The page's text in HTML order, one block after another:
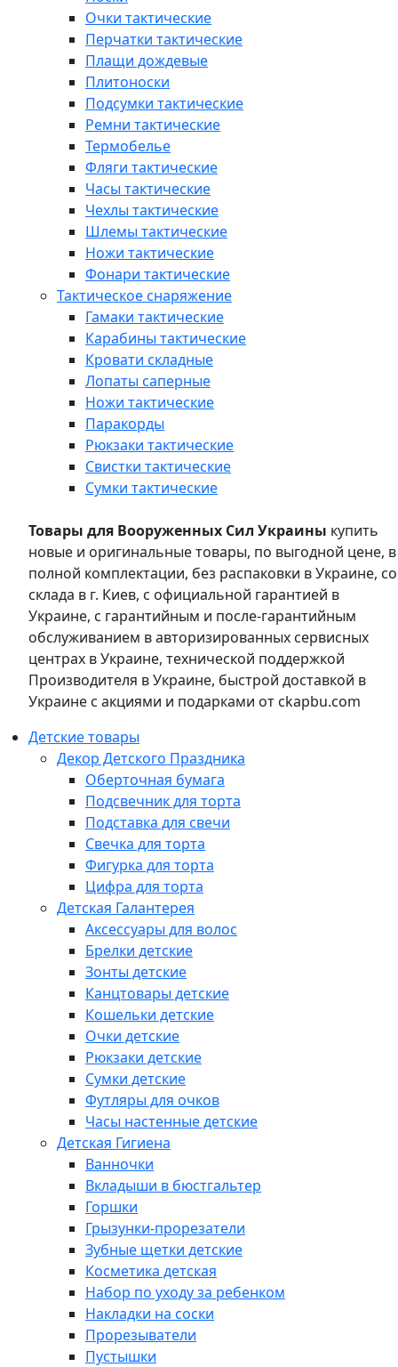
Очки тактические
Перчатки тактические
Плащи дождевые
Плитоноски
Подсумки тактические
Ремни тактические
Термобелье
Фляги тактические
Часы тактические
Чехлы тактические
Шлемы тактические
Ножи тактические
Фонари тактические
Тактическое снаряжение
Гамаки тактические
Карабины тактические
Кровати складные
Лопаты саперные
Ножи тактические
Паракорды
Рюкзаки тактические
Свистки тактические
Сумки тактические
Товары для Вооруженных Сил Украины купить
новые и оригинальные товары, по выгодной цене, в
полной комплектации, без распаковки в Украине, со
склада в г. Киев, с официальной гарантией в
Украине, с гарантийным и после-гарантийным
обслуживанием в авторизированных сервисных
центрах в Украине, технической поддержкой
Производителя в Украине, быстрой доставкой в
Украине с акциями и подарками от ckapbu.com
Детские товары
Декор Детского Праздника
Оберточная бумага
Подсвечник для торта
Подставка для свечи
Свечка для торта
Фигурка для торта
Цифра для торта
Детская Галантерея
Аксессуары для волос
Брелки детские
Зонты детские
Канцтовары детские
Кошельки детские
Очки детские
Рюкзаки детские
Сумки детские
Футляры для очков
Часы настенные детские
Детская Гигиена
Ванночки
Вкладыши в бюстгальтер
Горшки
Грызунки-прорезатели
Зубные щетки детские
Косметика детская
Набор по уходу за ребенком
Накладки на соски
Прорезыватели
Пустышки